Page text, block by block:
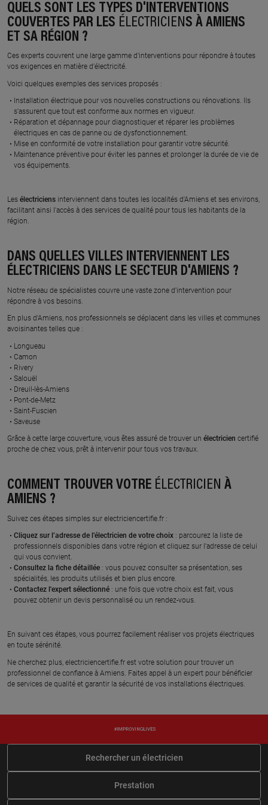
QUELS SONT LES TYPES D'INTERVENTIONS
COUVERTES PAR LES ÉLECTRICIENS À AMIENS
ET SA RÉGION ?
Ces experts couvrent une large gamme d'interventions pour répondre à toutes
vos exigences en matière d'électricité.
Voici quelques exemples des services proposés :
Installation électrique pour vos nouvelles constructions ou rénovations. Ils
s'assurent que tout est conforme aux normes en vigueur.
Réparation et dépannage pour diagnostiquer et réparer les problèmes
électriques en cas de panne ou de dysfonctionnement.
Mise en conformité de votre installation pour garantir votre sécurité.
Maintenance préventive pour éviter les pannes et prolonger la durée de vie de
vos équipements.
Les électriciens interviennent dans toutes les localités d'Amiens et ses environs,
facilitant ainsi l'accès à des services de qualité pour tous les habitants de la
région.
DANS QUELLES VILLES INTERVIENNENT LES
ÉLECTRICIENS DANS LE SECTEUR D'AMIENS ?
Notre réseau de spécialistes couvre une vaste zone d'intervention pour
répondre à vos besoins.
En plus d'Amiens, nos professionnels se déplacent dans les villes et communes
avoisinantes telles que :
Longueau
Camon
Rivery
Salouël
Dreuil-lès-Amiens
Pont-de-Metz
Saint-Fuscien
Saveuse
Grâce à cette large couverture, vous êtes assuré de trouver un électricien certifié
proche de chez vous, prêt à intervenir pour tous vos travaux.
COMMENT TROUVER VOTRE ÉLECTRICIEN À
AMIENS ?
Suivez ces étapes simples sur electriciencertifie.fr :
Cliquez sur l’adresse de l’électricien de votre choix : parcourez la liste de
professionnels disponibles dans votre région et cliquez sur l'adresse de celui
qui vous convient.
Consultez la fiche détaillée : vous pouvez consulter sa présentation, ses
spécialités, les produits utilisés et bien plus encore.
Contactez l'expert sélectionné : une fois que votre choix est fait, vous
pouvez obtenir un devis personnalisé ou un rendez-vous.
En suivant ces étapes, vous pourrez facilement réaliser vos projets électriques
en toute sérénité.
Ne cherchez plus, electriciencertifie.fr est votre solution pour trouver un
professionnel de confiance à Amiens. Faites appel à un expert pour bénéficier
de services de qualité et garantir la sécurité de vos installations électriques.
Rechercher un électricien
Prestation